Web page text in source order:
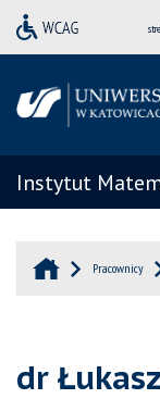
Instytut
Pracownicy
dr